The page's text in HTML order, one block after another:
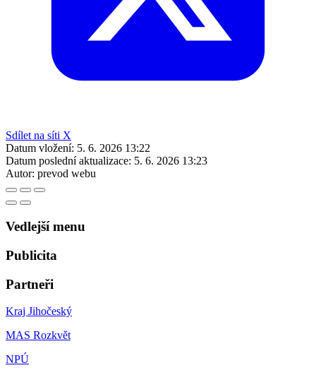
Sdílet na síti X
Datum vložení: 5. 6. 2026 13:22
Datum poslední aktualizace: 5. 6. 2026 13:23
Autor: prevod webu
Vedlejší menu
Publicita
Partneři
Kraj Jihočeský
MAS Rozkvět
NPÚ